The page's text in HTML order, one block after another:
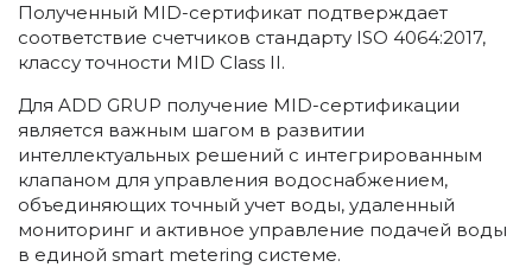
Полученный MID-сертификат подтверждает
соответствие счетчиков стандарту ISO 4064:2017,
классу точности MID Class II.
Для ADD GRUP получение MID-сертификации
является важным шагом в развитии
интеллектуальных решений с интегрированным
клапаном для управления водоснабжением,
объединяющих точный учет воды, удаленный
мониторинг и активное управление подачей воды
в единой smart metering системе.